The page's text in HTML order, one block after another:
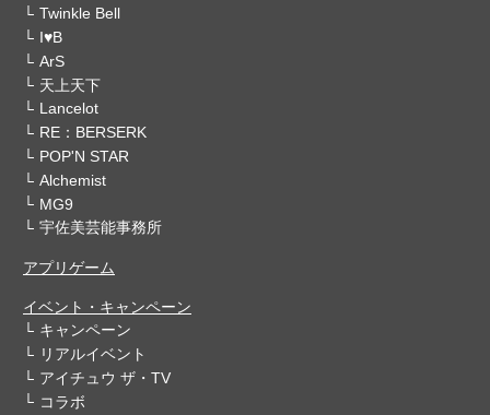
Twinkle Bell
I♥B
ArS
天上天下
Lancelot
RE：BERSERK
POP'N STAR
Alchemist
MG9
宇佐美芸能事務所
アプリゲーム
イベント・キャンペーン
キャンペーン
リアルイベント
アイチュウ ザ・TV
コラボ